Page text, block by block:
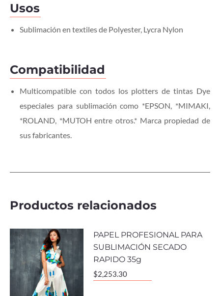
Usos
Sublimación en textiles de Polyester, Lycra Nylon
Compatibilidad
Multicompatible con todos los plotters de tintas Dye
especiales para sublimación como *EPSON, *MIMAKI,
*ROLAND, *MUTOH entre otros.* Marca propiedad de
sus fabricantes.
Productos relacionados
PAPEL PROFESIONAL PARA
SUBLIMACIÓN SECADO
RAPIDO 35g
$2,253.30